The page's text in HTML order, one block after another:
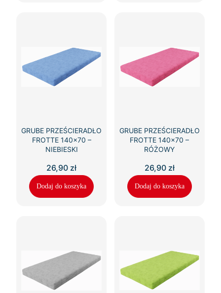
GRUBE PRZEŚCIERADŁO
FROTTE 140×70 –
NIEBIESKI
26,90 zł
Dodaj do koszyka
GRUBE PRZEŚCIERADŁO
FROTTE 140×70 –
RÓŻOWY
26,90 zł
Dodaj do koszyka